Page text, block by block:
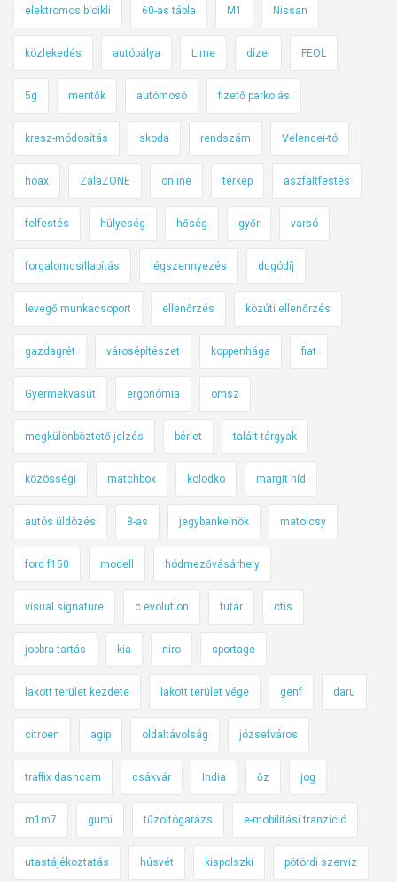
k
e
l
k
a
p
c
o
b
a
n
elektromos bicikli 60-as tábla M1 Nissan
közlekedés autópálya Lime dízel FEOL
5g mentők autómosó fizető parkolás
kresz-módosítás skoda rendszám Velencei-tó
hoax ZalaZONE online térkép aszfaltfestés
felfestés hülyeség hőség győr varsó
forgalomcsillapítás légszennyezés dugódíj
levegő munkacsoport ellenőrzés közúti ellenőrzés
gazdagrét városépítészet koppenhága fiat
Gyermekvasút ergonómia omsz
megkülönböztető jelzés bérlet talált tárgyak
közösségi matchbox kolodko margit híd
autós üldözés 8-as jegybankelnök matolcsy
ford f150 modell hódmezővásárhely
visual signature c evolution futár ctis
jobbra tartás kia niro sportage
lakott terület kezdete lakott terület vége genf daru
citroen agip oldaltávolság józsefváros
traffix dashcam csákvár India őz jog
m1m7 gumi tűzoltógarázs e-mobilitási tranzíció
utastájékoztatás húsvét kispolszki pötördi szerviz